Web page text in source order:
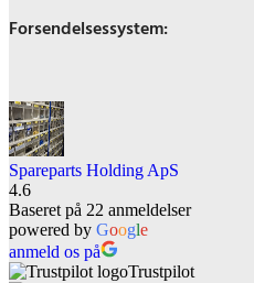
Forsendelsessystem:
Spareparts Holding ApS
4.6
Baseret på 22 anmeldelser
powered by Google
anmeld os på
Trustpilot